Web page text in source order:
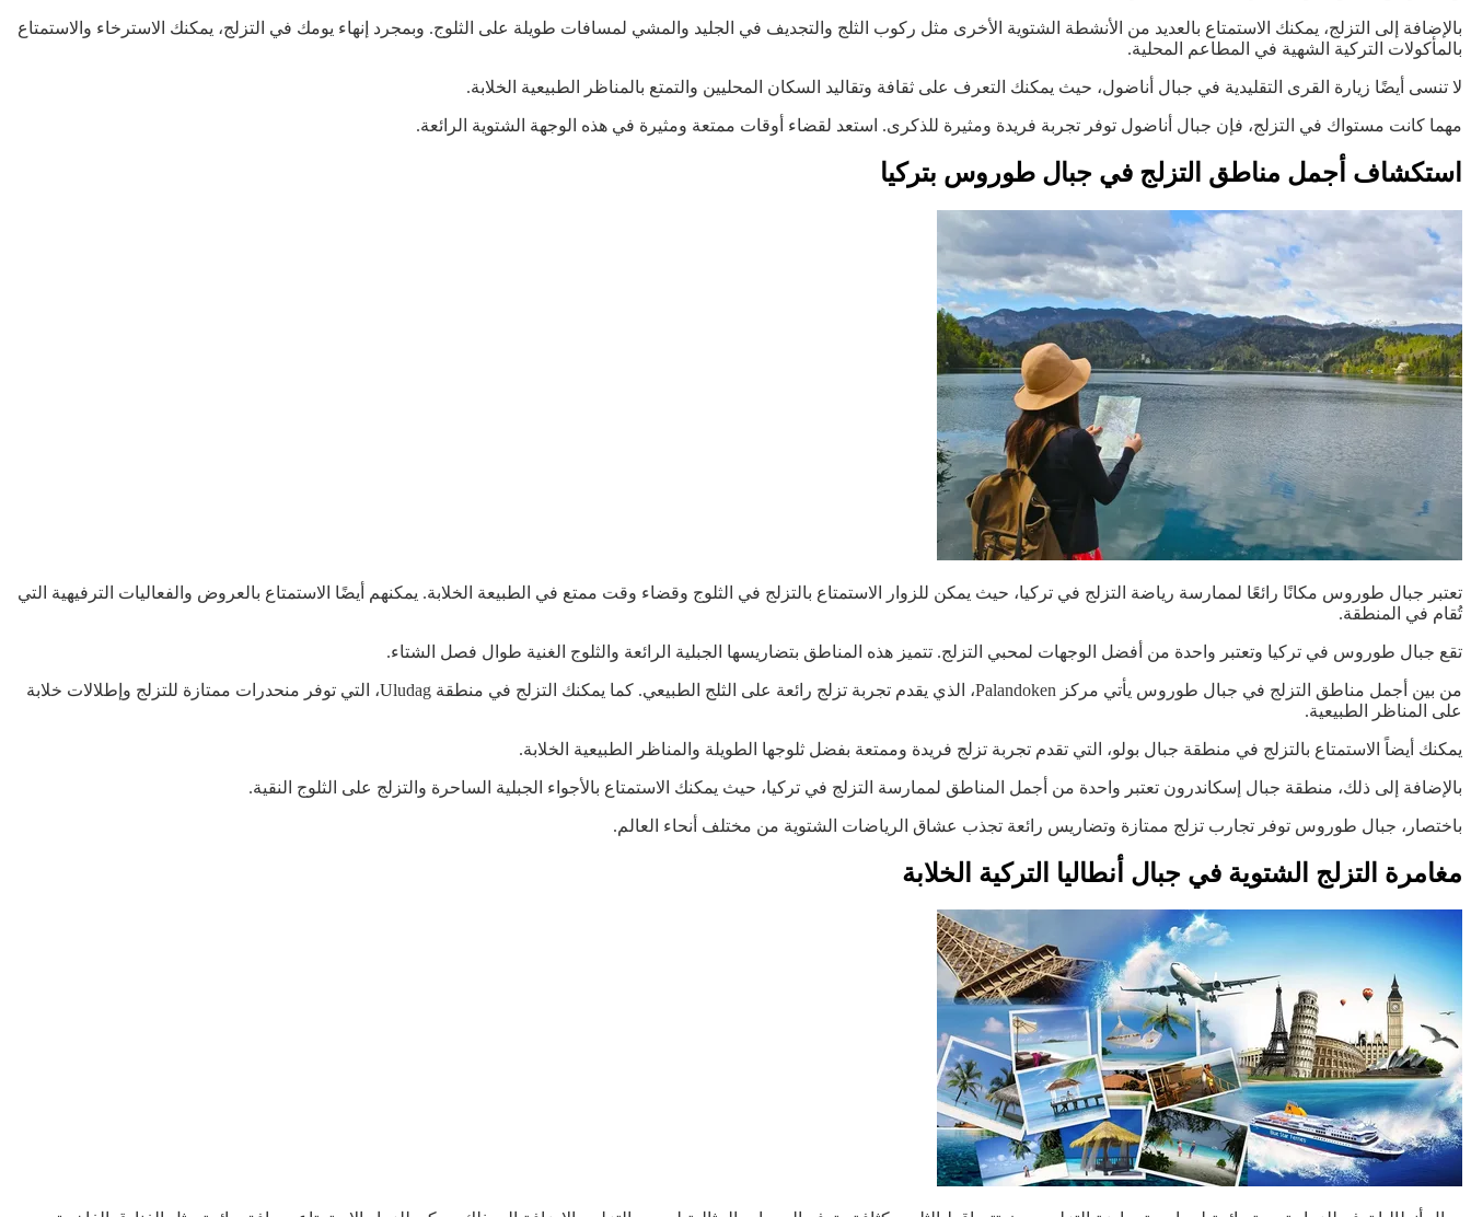
بالإضافة إلى التزلج، يمكنك الاستمتاع بالعديد من الأنشطة الشتوية الأخرى مثل ركوب الثلج والتجديف في الجليد والمشي لمسافات طويلة على الثلوج. وبمجرد إنهاء يومك في التزلج، يمكنك الاسترخاء والاستمتاع
بالمأكولات التركية الشهية في المطاعم المحلية.
لا تنسى أيضًا زيارة القرى التقليدية في جبال أناضول، حيث يمكنك التعرف على ثقافة وتقاليد السكان المحليين والتمتع بالمناظر الطبيعية الخلابة.
مهما كانت مستواك في التزلج، فإن جبال أناضول توفر تجربة فريدة ومثيرة للذكرى. استعد لقضاء أوقات ممتعة ومثيرة في هذه الوجهة الشتوية الرائعة.
استكشاف أجمل مناطق التزلج في جبال طوروس بتركيا
تعتبر جبال طوروس مكانًا رائعًا لممارسة رياضة التزلج في تركيا، حيث يمكن للزوار الاستمتاع بالتزلج في الثلوج وقضاء وقت ممتع في الطبيعة الخلابة. يمكنهم أيضًا الاستمتاع بالعروض والفعاليات الترفيهية التي
تُقام في المنطقة.
تقع جبال طوروس في تركيا وتعتبر واحدة من أفضل الوجهات لمحبي التزلج. تتميز هذه المناطق بتضاريسها الجبلية الرائعة والثلوج الغنية طوال فصل الشتاء.
من بين أجمل مناطق التزلج في جبال طوروس يأتي مركز Palandoken، الذي يقدم تجربة تزلج رائعة على الثلج الطبيعي. كما يمكنك التزلج في منطقة Uludag، التي توفر منحدرات ممتازة للتزلج وإطلالات خلابة
على المناظر الطبيعية.
يمكنك أيضاً الاستمتاع بالتزلج في منطقة جبال بولو، التي تقدم تجربة تزلج فريدة وممتعة بفضل ثلوجها الطويلة والمناظر الطبيعية الخلابة.
بالإضافة إلى ذلك، منطقة جبال إسكاندرون تعتبر واحدة من أجمل المناطق لممارسة التزلج في تركيا، حيث يمكنك الاستمتاع بالأجواء الجبلية الساحرة والتزلج على الثلوج النقية.
باختصار، جبال طوروس توفر تجارب تزلج ممتازة وتضاريس رائعة تجذب عشاق الرياضات الشتوية من مختلف أنحاء العالم.
مغامرة التزلج الشتوية في جبال أنطاليا التركية الخلابة